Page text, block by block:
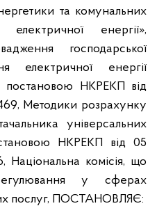
та комунальних
енергії»,
господарської
електричної енергії
постановою НКРЕКП від
Методики розрахунку
універсальних
НКРЕКП від 05
комісія, що
у сферах
послуг, ПОСТАНОВЛЯЄ: